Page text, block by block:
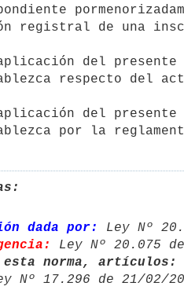
registral de una
respecto del
por la
dada por: Ley Nº
Ley Nº 20.075
esta norma, artículos:
Nº 17.296 de 21/02/